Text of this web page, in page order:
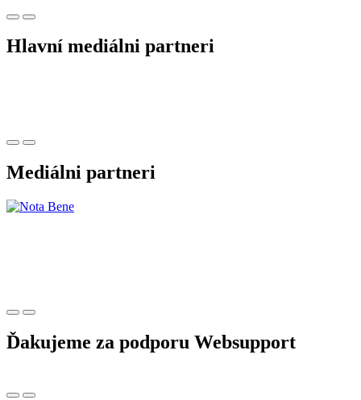
Hlavní mediálni partneri
Mediálni partneri
Ďakujeme za podporu Websupport